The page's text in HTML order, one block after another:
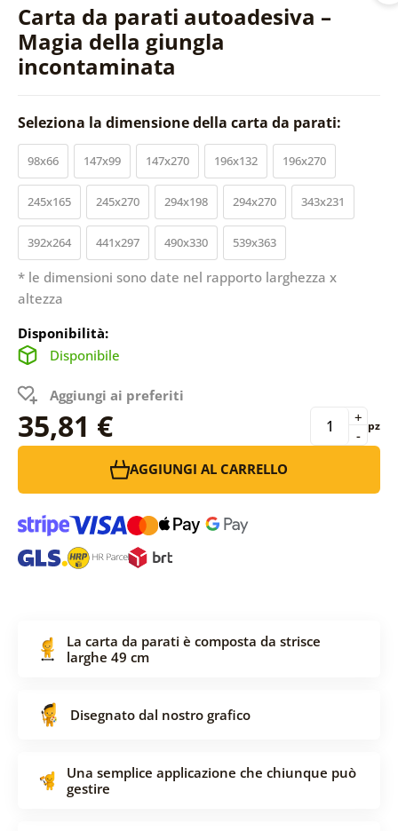
Carta da parati autoadesiva –
Magia della giungla
incontaminata
Seleziona la dimensione della carta da parati:
98x66 147x99 147x270 196x132 196x270
245x165 245x270 294x198 294x270 343x231
392x264 441x297 490x330 539x363
* le dimensioni sono date nel rapporto larghezza x
altezza
Disponibilità:
Disponibile
Aggiungi ai preferiti
35,81 € -
+ pz
AGGIUNGI AL CARRELLO
La carta da parati è composta da strisce
larghe 49 cm
Disegnato dal nostro grafico
Una semplice applicazione che chiunque può
gestire